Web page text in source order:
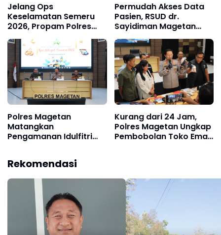
Jelang Ops
Keselamatan Semeru
2026, Propam Polres
Magetan Gelar Razia
Kendaraan Anggota
Permudah Akses Data
Pasien, RSUD dr.
Sayidiman Magetan
Lounching Aplikasi
“IDAMANKU”
Polres Magetan
Matangkan
Pengamanan Idulfitri
Ketupat Semeru 2026
Kurang dari 24 Jam,
Polres Magetan Ungkap
Pembobolan Toko Emas
Rekomendasi